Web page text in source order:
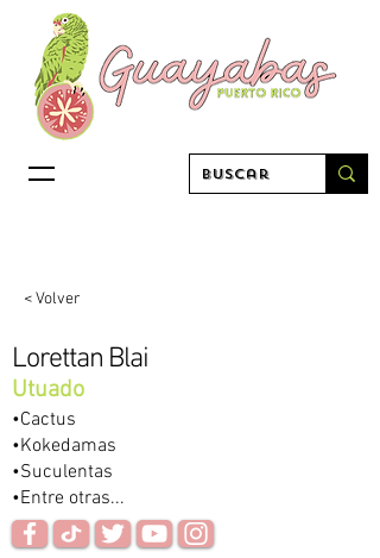
< Volver
Lorettan Blai
Utuado
•Cactus
•Kokedamas
•Suculentas
•Entre otras...